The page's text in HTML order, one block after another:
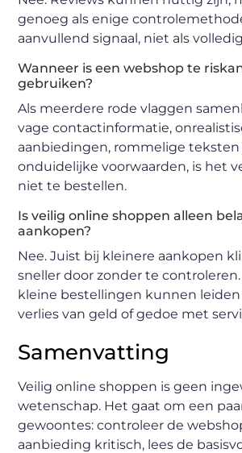
genoeg als enige
aanvullend signaal, niet als
Wanneer is een webshop te
gebruiken?
Als meerdere rode vlaggen
vage contactinformatie,
aanbiedingen, rommelige teksten
onduidelijke voorwaarden, is het
niet te bestellen.
Is veilig online shoppen alleen
aankopen?
Nee. Juist bij kleinere aankopen
sneller door zonder te
kleine bestellingen kunnen
verlies van geld of gedoe met
Samenvatting
Veilig online shoppen is geen
wetenschap. Het gaat om een
gewoontes: controleer de
aanbieding kritisch, lees de